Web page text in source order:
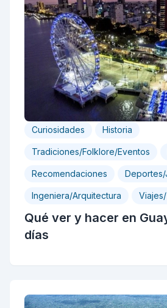
Curiosidades Historia
Tradiciones/Folklore/Eventos
Recomendaciones
Ingeniera/Arquitectura
Qué ver y hacer en
días